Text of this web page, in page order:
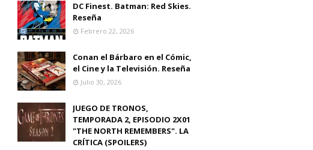
DC Finest. Batman: Red Skies.
Reseña
Febrero 22, 2026
Conan el Bárbaro en el Cómic,
el Cine y la Televisión. Reseña
Julio 30, 2026
JUEGO DE TRONOS,
TEMPORADA 2, EPISODIO 2X01
"THE NORTH REMEMBERS". LA
CRÍTICA (SPOILERS)